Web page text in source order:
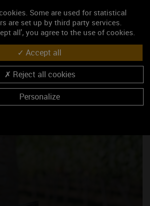
de Bourgogne,
Some are used for statistical
are set up by third party services.
all', you agree to the use of cookies.
Accept all
Reject all cookies
Personalize